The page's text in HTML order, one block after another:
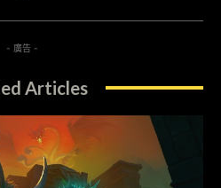
- 廣告 -
Articles